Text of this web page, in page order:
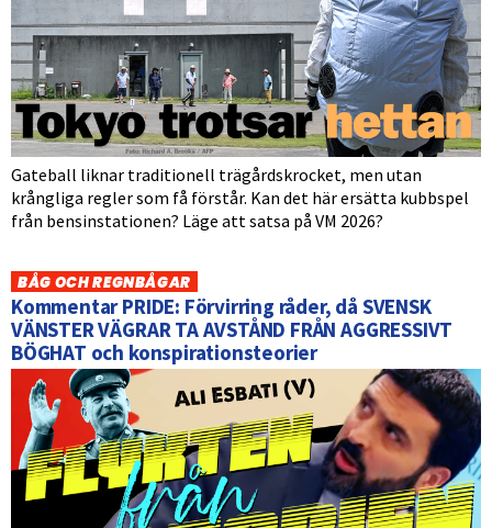
Gateball liknar traditionell trägårdskrocket, men utan
krångliga regler som få förstår. Kan det här ersätta kubbspel
från bensinstationen? Läge att satsa på VM 2026?
BÅG OCH REGNBÅGAR
Kommentar PRIDE: Förvirring råder, då SVENSK
VÄNSTER VÄGRAR TA AVSTÅND FRÅN AGGRESSIVT
BÖGHAT och konspirationsteorier